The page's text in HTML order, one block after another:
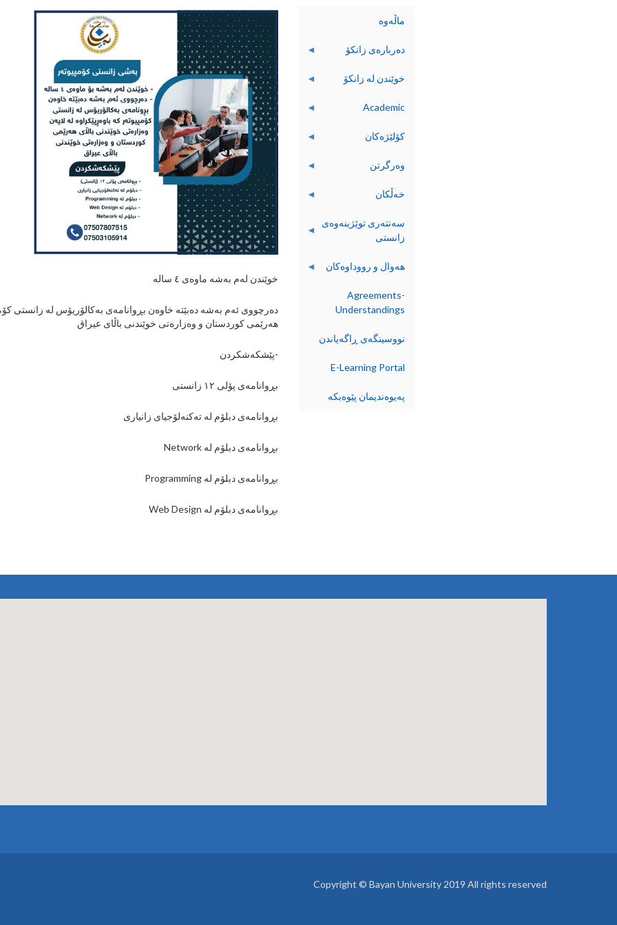
ماڵەوە
ده‌رباره‌ی زانکۆ
خوێندن له‌ زانکۆ
Academic
کۆلێژه‌کان
وه‌رگرتن
خه‌ڵکان
سەنتەری توێژینەوەی
زانستی
هه‌وال و رووداوه‌کان
Agreements-
Understandings
نووسینگەی ڕاگەیاندن
E-Learning Portal
پەیوەندیمان پێوەبکە
خوێندن لەم بەشە ماوەی ٤ سالە
دەرچووی ئەم بەشە دەبێتە خاوەن بڕوانامەی بەکالۆریۆس لە زانستی
هەرێمی کوردستان و وەزارەتی خوێندنی باڵای عیراق
-پێشکەشکردن
بڕوانامەی پۆلی ١٢ زانستی
بڕوانامەی دبلۆم لە تەکنەلۆجیای زانیاری
بڕوانامەی دبلۆم لە Network
بڕوانامەی دبلۆم لە Programming
بڕوانامەی دبلۆم لە Web Design
Copyright © Bayan University 2019 All rights reserved